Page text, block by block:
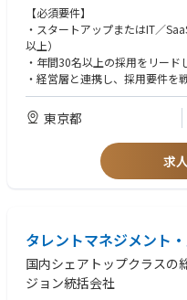
■ ミッション
経営戦略と一体化した採用戦略
み”で再現していただくポジショ
業務イメージ：
・各事業の成長計画と人材要件
設計
・採用チャネル・ブランディン
・採用活動を「オペレーション
【1】採用戦略の立案・推進
・事業戦略・組織戦略に基づく
・採用ポジションの優先順位設
・CEO・各部門責任者との採用
【必須要件】
・スタートアップまたはIT／
以上）
・年間30名以上の採用をリード
・経営層と連携し、採用要件を
・採用KPIの設計・分析・改善
・ATS・スカウトツール・CRM
・部門責任者・経営層・エージ
・経営課題を採用課題へ翻訳で
・採用広報や面接官育成など、
・経営企画／HRBP／事業推進
・ダイレクトリクルーティング
・データドリブンHR（採用分析
東京都
求
タレントマネジメント
国内シェアトップクラスの
ジョン統括会社